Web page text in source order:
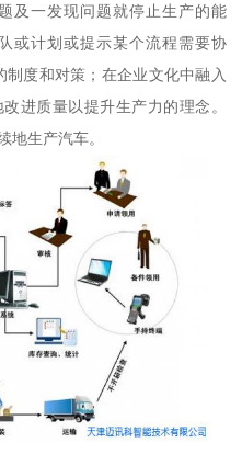
及一发现问题就停止生产的能
或计划或提示某个流程需要协
度和对策；在企业文化中融入
进质量以提升生产力的理念。
地生产汽车。